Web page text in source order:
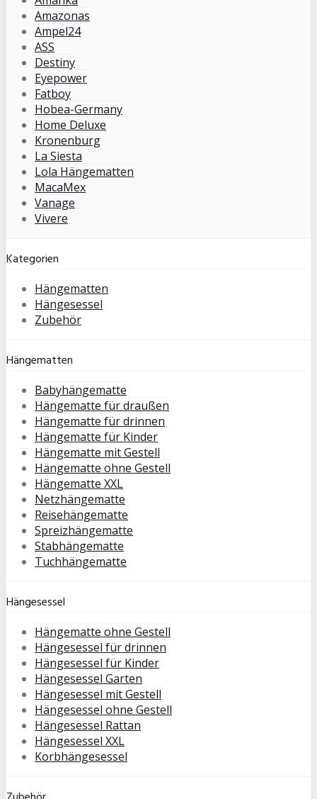
Amazonas
Ampel24
ASS
Destiny
Eyepower
Fatboy
Hobea-Germany
Home Deluxe
Kronenburg
La Siesta
Lola Hängematten
MacaMex
Vanage
Vivere
Kategorien
Hängematten
Hängesessel
Zubehör
Hängematten
Babyhängematte
Hängematte für draußen
Hängematte für drinnen
Hängematte für Kinder
Hängematte mit Gestell
Hängematte ohne Gestell
Hängematte XXL
Netzhängematte
Reisehängematte
Spreizhängematte
Stabhängematte
Tuchhängematte
Hängesessel
Hängematte ohne Gestell
Hängesessel für drinnen
Hängesessel für Kinder
Hängesessel Garten
Hängesessel mit Gestell
Hängesessel ohne Gestell
Hängesessel Rattan
Hängesessel XXL
Korbhängesessel